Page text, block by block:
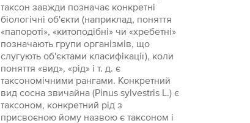
таксон завжди позначає конкретні
біологічні об'єкти (наприклад, поняття
«папороті», «китоподібні» чи «хребетні»
позначають групи організмів, що
слугують об'єктами класифікації), коли
поняття «вид», «рід» і т. д. є
таксономічними рангами. Конкретний
вид сосна звичайна (Pinus sylvestris L.) є
таксоном, конкретний рід з
присвоєною йому назвою є таксоном і